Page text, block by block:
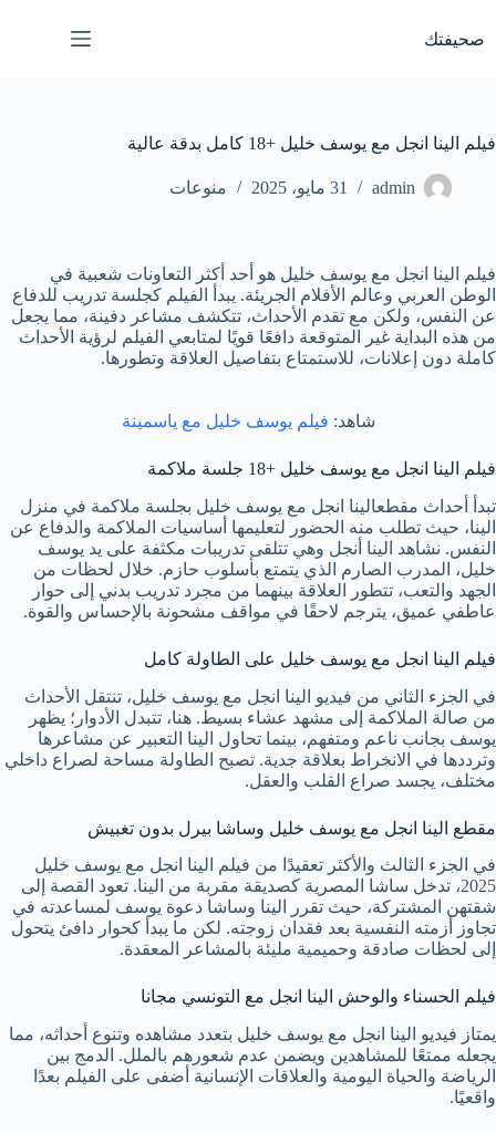
المحتوى
صحيفتك
فيلم الينا انجل مع يوسف خليل +18 كامل بدقة عالية
admin 31 مايو، 2025 منوعات
فيلم الينا انجل مع يوسف خليل هو أحد أكثر التعاونات شعبية في
الوطن العربي وعالم الأفلام الجريئة. يبدأ الفيلم كجلسة تدريب للدفاع
عن النفس، ولكن مع تقدم الأحداث، تتكشف مشاعر دفينة، مما يجعل
من هذه البداية غير المتوقعة دافعًا قويًا لمتابعي الفيلم لرؤية الأحداث
كاملة دون إعلانات، للاستمتاع بتفاصيل العلاقة وتطورها.
شاهد: فيلم يوسف خليل مع ياسمينة
فيلم الينا انجل مع يوسف خليل +18 جلسة ملاكمة
تبدأ أحداث مقطعالينا انجل مع يوسف خليل بجلسة ملاكمة في منزل
الينا، حيث تطلب منه الحضور لتعليمها أساسيات الملاكمة والدفاع عن
النفس. نشاهد الينا أنجل وهي تتلقى تدريبات مكثفة على يد يوسف
خليل، المدرب الصارم الذي يتمتع بأسلوب حازم. خلال لحظات من
الجهد والتعب، تتطور العلاقة بينهما من مجرد تدريب بدني إلى حوار
عاطفي عميق، يترجم لاحقًا في مواقف مشحونة بالإحساس والقوة.
فيلم الينا انجل مع يوسف خليل على الطاولة كامل
في الجزء الثاني من فيديو الينا انجل مع يوسف خليل، تنتقل الأحداث
من صالة الملاكمة إلى مشهد عشاء بسيط. هنا، تتبدل الأدوار؛ يظهر
يوسف بجانب ناعم ومتفهم، بينما تحاول الينا التعبير عن مشاعرها
وترددها في الانخراط بعلاقة جدية. تصبح الطاولة مساحة لصراع داخلي
مختلف، يجسد صراع القلب والعقل.
مقطع الينا انجل مع يوسف خليل وساشا بيرل بدون تغبيش
في الجزء الثالث والأكثر تعقيدًا من فيلم الينا انجل مع يوسف خليل
2025، تدخل ساشا المصرية كصديقة مقربة من الينا. تعود القصة إلى
شقتهن المشتركة، حيث تقرر الينا وساشا دعوة يوسف لمساعدته في
تجاوز أزمته النفسية بعد فقدان زوجته. لكن ما يبدأ كحوار دافئ يتحول
إلى لحظات صادقة وحميمية مليئة بالمشاعر المعقدة.
فيلم الحسناء والوحش الينا انجل مع التونسي مجانا
يمتاز فيديو الينا انجل مع يوسف خليل بتعدد مشاهده وتنوع أحداثه، مما
يجعله ممتعًا للمشاهدين ويضمن عدم شعورهم بالملل. الدمج بين
الرياضة والحياة اليومية والعلاقات الإنسانية أضفى على الفيلم بعدًا
واقعيًا.